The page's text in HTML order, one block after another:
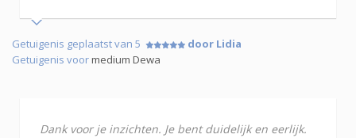
Getuigenis geplaatst van 5
door Lidia
Getuigenis voormedium Dewa
Dank voor je inzichten. Je bent duidelijk en eerlijk.